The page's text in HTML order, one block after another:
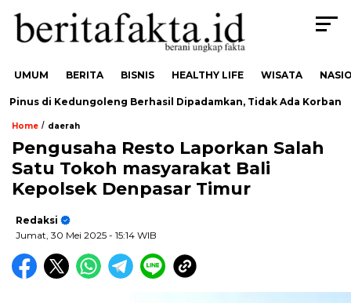
UMUM BERITA BISNIS HEALTHY LIFE WISATA
di Kedungoleng Berhasil Dipadamkan, Tidak Ada Korban
Home / daerah
Pengusaha Resto Laporkan Salah
Satu Tokoh masyarakat Bali
Kepolsek Denpasar Timur
Redaksi
Jumat, 30 Mei 2025 - 15:14 WIB